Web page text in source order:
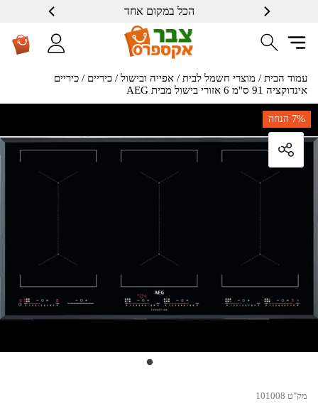
הכל במקום אחד
עמוד הבית / מוצרי חשמל לבית / אפייה ובישול / כיריים / כיריים
אינדוקציה 91 ס"מ 6 אזורי בישול מבית AEG
7% הנחה
מק"ט 101008